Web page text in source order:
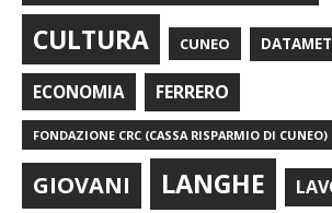
CULTURA CUNEO
ECONOMIA FERRERO
FONDAZIONE CRC (CASSA RISPARMIO DI CUNEO)
GIOVANI LANGHE